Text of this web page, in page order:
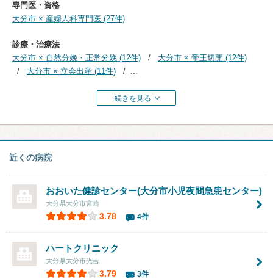
専門医・資格
大分市 × 産婦人科専門医 (27件)
診療・治療法
大分市 × 自然分娩・正常分娩 (12件)
大分市 × 帝王切開 (12件)
大分市 × 立会出産 (11件)
...
続きを見る
近くの病院
おおいた健診センター(大分市小児夜間急患センター)
大分県大分市宮崎
3.78 4件
ハートクリニック
大分県大分市光吉
3.79 3件